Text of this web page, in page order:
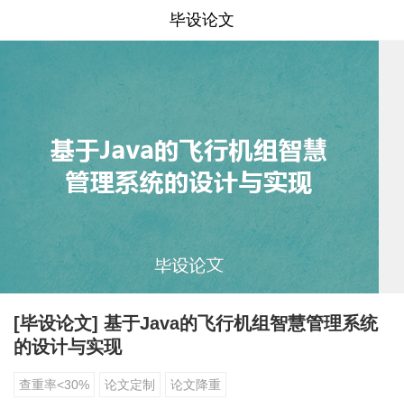
毕设论文
[毕设论文] 基于Java的飞行机组智慧管理系统
的设计与实现
查重率<30% 论文定制 论文降重